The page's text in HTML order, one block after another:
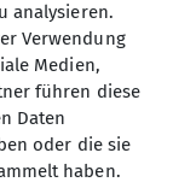
analysieren.
Verwendung
Medien,
führen diese
Daten
oder die sie
haben.